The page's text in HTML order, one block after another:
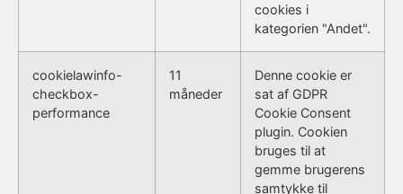
cookies i
kategorien "Andet".
cookielawinfo-
checkbox-
performance
11
måneder
Denne cookie er
sat af GDPR
Cookie Consent
plugin. Cookien
bruges til at
gemme brugerens
samtykke til